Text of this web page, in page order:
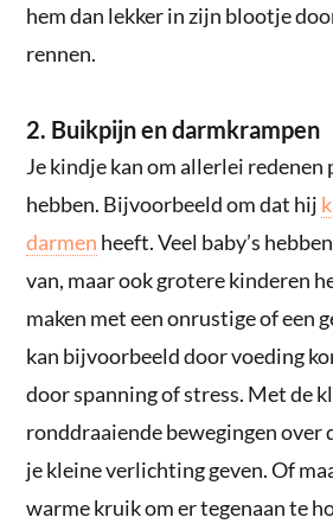
hem dan lekker in zijn blootje
rennen.
2. Buikpijn en darmkrampen
Je kindje kan om allerlei
hebben. Bijvoorbeeld om dat hij
darmen heeft. Veel baby’s
van, maar ook grotere kinderen
maken met een onrustige of een
kan bijvoorbeeld door voeding
door spanning of stress. Met de
ronddraaiende bewegingen over
je kleine verlichting geven. Of
warme kruik om er tegenaan te